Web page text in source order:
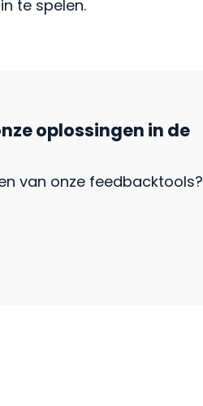
te spelen.
oplossingen in de
van onze feedbacktools?